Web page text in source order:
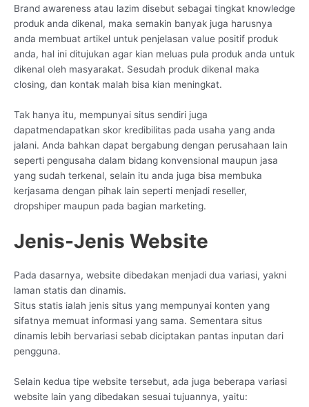
Brand awareness atau lazim disebut sebagai tingkat knowledge
produk anda dikenal, maka semakin banyak juga harusnya
anda membuat artikel untuk penjelasan value positif produk
anda, hal ini ditujukan agar kian meluas pula produk anda untuk
dikenal oleh masyarakat. Sesudah produk dikenal maka
closing, dan kontak malah bisa kian meningkat.
Tak hanya itu, mempunyai situs sendiri juga
dapatmendapatkan skor kredibilitas pada usaha yang anda
jalani. Anda bahkan dapat bergabung dengan perusahaan lain
seperti pengusaha dalam bidang konvensional maupun jasa
yang sudah terkenal, selain itu anda juga bisa membuka
kerjasama dengan pihak lain seperti menjadi reseller,
dropshiper maupun pada bagian marketing.
Jenis-Jenis Website
Pada dasarnya, website dibedakan menjadi dua variasi, yakni
laman statis dan dinamis.
Situs statis ialah jenis situs yang mempunyai konten yang
sifatnya memuat informasi yang sama. Sementara situs
dinamis lebih bervariasi sebab diciptakan pantas inputan dari
pengguna.
Selain kedua tipe website tersebut, ada juga beberapa variasi
website lain yang dibedakan sesuai tujuannya, yaitu: